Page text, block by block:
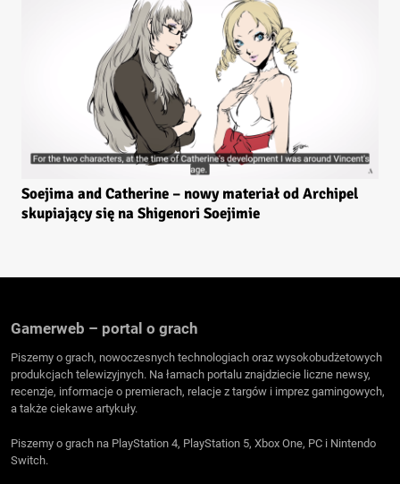
Soejima and Catherine – nowy materiał od Archipel
skupiający się na Shigenori Soejimie
Gamerweb – portal o grach
Piszemy o grach, nowoczesnych technologiach oraz wysokobudżetowych
produkcjach telewizyjnych. Na łamach portalu znajdziecie liczne newsy,
recenzje, informacje o premierach, relacje z targów i imprez gamingowych,
a także ciekawe artykuły.
Piszemy o grach na PlayStation 4, PlayStation 5, Xbox One, PC i Nintendo
Switch.